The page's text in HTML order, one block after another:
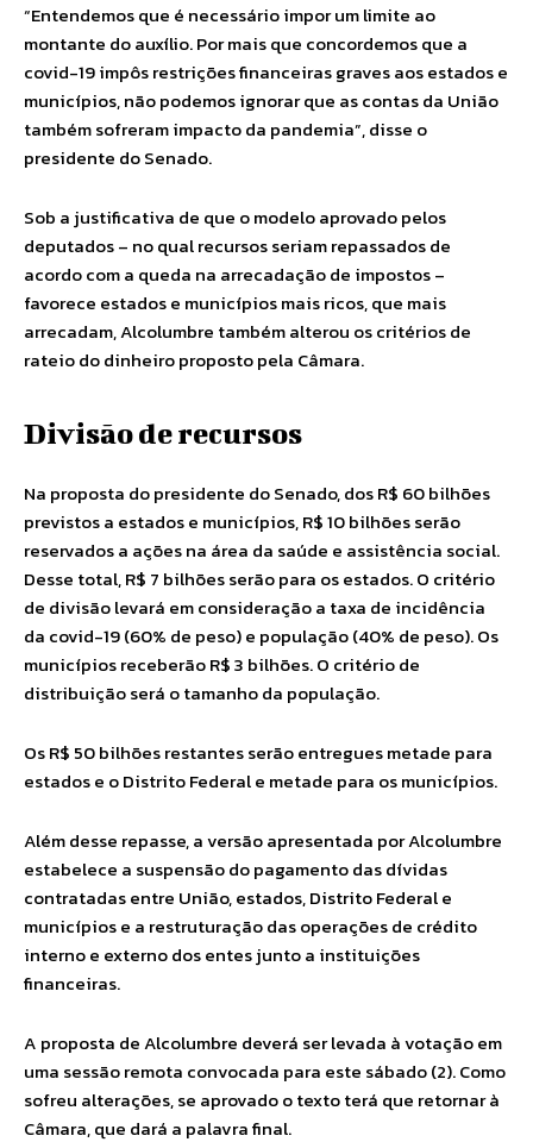
“Entendemos que é necessário impor um limite ao
montante do auxílio. Por mais que concordemos que a
covid-19 impôs restrições financeiras graves aos estados e
municípios, não podemos ignorar que as contas da União
também sofreram impacto da pandemia”, disse o
presidente do Senado.
Sob a justificativa de que o modelo aprovado pelos
deputados – no qual recursos seriam repassados de
acordo com a queda na arrecadação de impostos –
favorece estados e municípios mais ricos, que mais
arrecadam, Alcolumbre também alterou os critérios de
rateio do dinheiro proposto pela Câmara.
Divisão de recursos
Na proposta do presidente do Senado, dos R$ 60 bilhões
previstos a estados e municípios, R$ 10 bilhões serão
reservados a ações na área da saúde e assistência social.
Desse total, R$ 7 bilhões serão para os estados. O critério
de divisão levará em consideração a taxa de incidência
da covid-19 (60% de peso) e população (40% de peso). Os
municípios receberão R$ 3 bilhões. O critério de
distribuição será o tamanho da população.
Os R$ 50 bilhões restantes serão entregues metade para
estados e o Distrito Federal e metade para os municípios.
Além desse repasse, a versão apresentada por Alcolumbre
estabelece a suspensão do pagamento das dívidas
contratadas entre União, estados, Distrito Federal e
municípios e a restruturação das operações de crédito
interno e externo dos entes junto a instituições
financeiras.
A proposta de Alcolumbre deverá ser levada à votação em
uma sessão remota convocada para este sábado (2). Como
sofreu alterações, se aprovado o texto terá que retornar à
Câmara, que dará a palavra final.